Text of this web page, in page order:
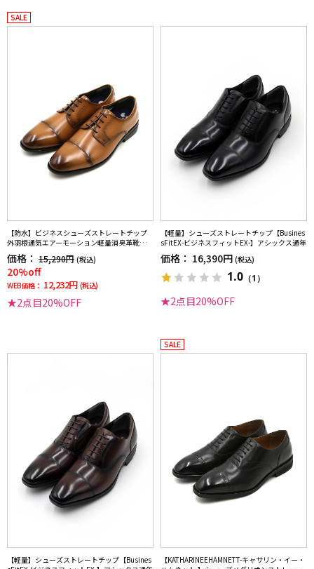
SALE
【防水】ビジネスシューズストレートチップ
外羽根通気エアーモーション軽量消臭革靴リ
ッケンバッカー通年
価格： 15,290円 (税込)
20%off
WEB価格： 12,232円 (税込)
★2点目20%OFF
【軽量】シューズストレートチップ【Busines
sFitEX-ビジネスフィットEX-】アシックス通年
価格： 16,390円 (税込)
1.0 （1）
★2点目20%OFF
【軽量】シューズストレートチップ【Busines
SALE
【KATHARINEEHAMNETT-キャサリン・イー・